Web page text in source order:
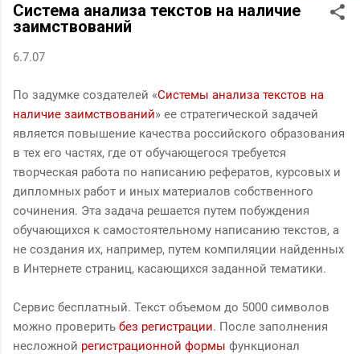
Система анализа текстов на наличие
заимствований
6.7.07
По задумке создателей «Системы анализа текстов на
наличие заимствований» ее стратегической задачей
является повышение качества российского образования
в тех его частях, где от обучающегося требуется
творческая работа по написанию рефератов, курсовых и
дипломных работ и иных материалов собственного
сочинения. Эта задача решается путем побуждения
обучающихся к самостоятельному написанию текстов, а
не создания их, например, путем компиляции найденных
в Интернете страниц, касающихся заданной тематики.
Сервис бесплатный. Текст объемом до 5000 символов
можно проверить без регистрации. После заполнения
несложной регистрационной формы функционал